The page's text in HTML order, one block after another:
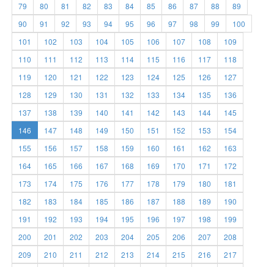
79
80 81 82 83 84 85 86 87 88
89
90
91 92 93 94 95 96 97 98 99
100
101
102 103 104 105 106 107 108
109
110
111 112 113 114 115 116 117
118
119
120 121 122 123 124 125 126
127
128
129 130 131 132 133 134 135
136
137
138 139 140 141 142 143 144
145
146
147 148 149 150 151 152 153
154
155
156 157 158 159 160 161 162
163
164
165 166 167 168 169 170 171
172
173
174 175 176 177 178 179 180
181
182
183 184 185 186 187 188 189
190
191
192 193 194 195 196 197 198
199
200
201 202 203 204 205 206 207
208
209
210 211 212 213 214 215 216
217